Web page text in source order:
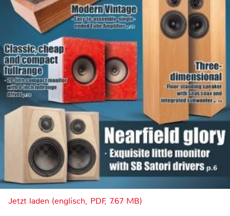
Jetzt laden (englisch, PDF, 7.67 MB)